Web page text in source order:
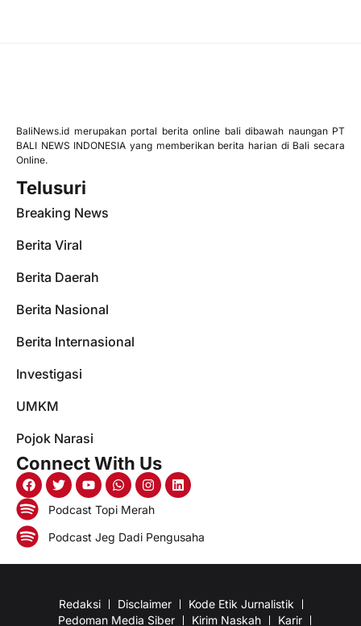
BaliNews.id merupakan portal berita online bali dibawah naungan PT
BALI NEWS INDONESIA yang memberikan berita harian di Bali secara
Online.
Telusuri
Breaking News
Berita Viral
Berita Daerah
Berita Nasional
Berita Internasional
Investigasi
UMKM
Pojok Narasi
Connect With Us
Podcast Topi Merah
Podcast Jeg Dadi Pengusaha
Redaksi Disclaimer
Kode Etik Jurnalistik
Pedoman Media Siber
Kirim Naskah Karir